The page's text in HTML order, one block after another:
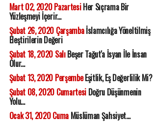
Mart 02, 2020 PazartesiHer Sıçrama Bir
Yüzleşmeyi İçerir...
Şubat 26, 2020 Çarşambaİslamcılığa Yöneltilmiş
Eleştirilerin Değeri
Şubat 18, 2020 SalıBeşer Tağut'a İsyan İle İnsan
Olur...
Şubat 13, 2020 PerşembeEşitlik, Eş Değerlilik Mi?
Şubat 08, 2020 CumartesiDoğru Düşünmenin
Yolu...
Ocak 31, 2020 CumaMüslüman Şahsiyet...